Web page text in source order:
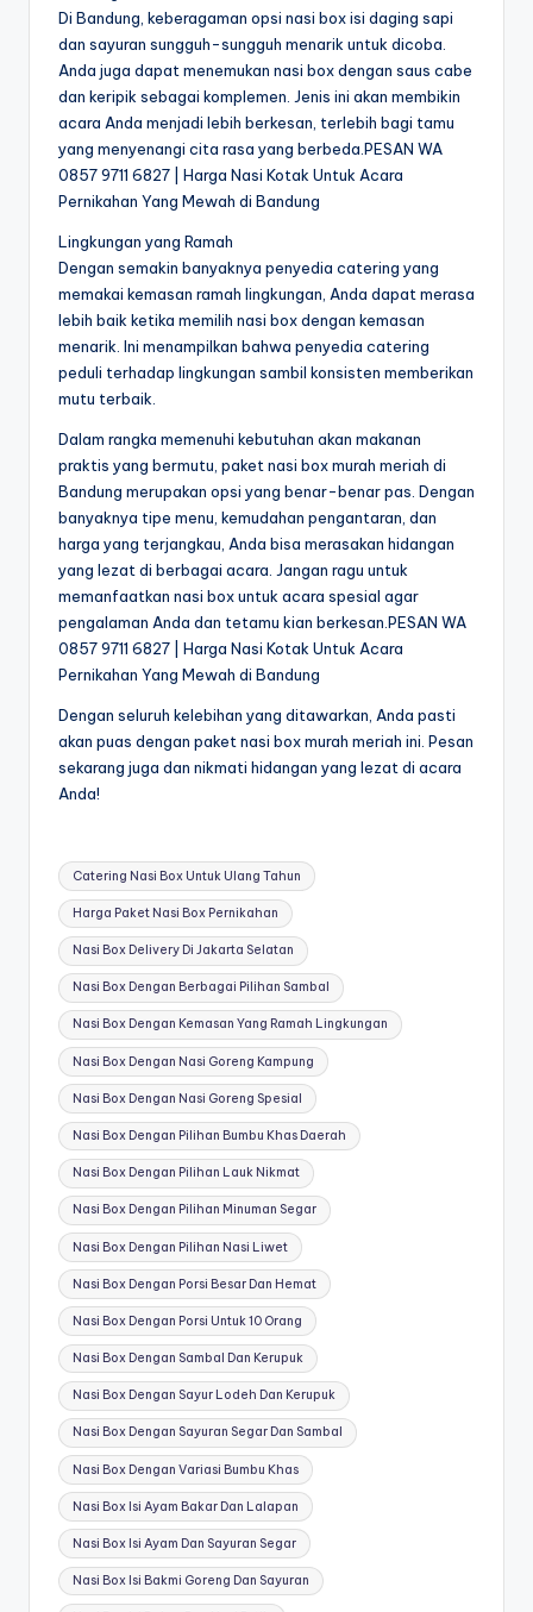
Di Bandung, keberagaman opsi nasi box isi daging sapi
dan sayuran sungguh-sungguh menarik untuk dicoba.
Anda juga dapat menemukan nasi box dengan saus cabe
dan keripik sebagai komplemen. Jenis ini akan membikin
acara Anda menjadi lebih berkesan, terlebih bagi tamu
yang menyenangi cita rasa yang berbeda.PESAN WA
0857 9711 6827 | Harga Nasi Kotak Untuk Acara
Pernikahan Yang Mewah di Bandung
Lingkungan yang Ramah
Dengan semakin banyaknya penyedia catering yang
memakai kemasan ramah lingkungan, Anda dapat merasa
lebih baik ketika memilih nasi box dengan kemasan
menarik. Ini menampilkan bahwa penyedia catering
peduli terhadap lingkungan sambil konsisten memberikan
mutu terbaik.
Dalam rangka memenuhi kebutuhan akan makanan
praktis yang bermutu, paket nasi box murah meriah di
Bandung merupakan opsi yang benar-benar pas. Dengan
banyaknya tipe menu, kemudahan pengantaran, dan
harga yang terjangkau, Anda bisa merasakan hidangan
yang lezat di berbagai acara. Jangan ragu untuk
memanfaatkan nasi box untuk acara spesial agar
pengalaman Anda dan tetamu kian berkesan.PESAN WA
0857 9711 6827 | Harga Nasi Kotak Untuk Acara
Pernikahan Yang Mewah di Bandung
Dengan seluruh kelebihan yang ditawarkan, Anda pasti
akan puas dengan paket nasi box murah meriah ini. Pesan
sekarang juga dan nikmati hidangan yang lezat di acara
Anda!
Tags:
Catering Nasi Box Untuk Ulang Tahun
Harga Paket Nasi Box Pernikahan
Nasi Box Delivery Di Jakarta Selatan
Nasi Box Dengan Berbagai Pilihan Sambal
Nasi Box Dengan Kemasan Yang Ramah Lingkungan
Nasi Box Dengan Nasi Goreng Kampung
Nasi Box Dengan Nasi Goreng Spesial
Nasi Box Dengan Pilihan Bumbu Khas Daerah
Nasi Box Dengan Pilihan Lauk Nikmat
Nasi Box Dengan Pilihan Minuman Segar
Nasi Box Dengan Pilihan Nasi Liwet
Nasi Box Dengan Porsi Besar Dan Hemat
Nasi Box Dengan Porsi Untuk 10 Orang
Nasi Box Dengan Sambal Dan Kerupuk
Nasi Box Dengan Sayur Lodeh Dan Kerupuk
Nasi Box Dengan Sayuran Segar Dan Sambal
Nasi Box Dengan Variasi Bumbu Khas
Nasi Box Isi Ayam Bakar Dan Lalapan
Nasi Box Isi Ayam Dan Sayuran Segar
Nasi Box Isi Bakmi Goreng Dan Sayuran